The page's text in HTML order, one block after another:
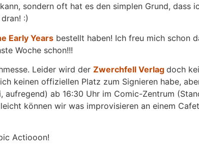
sondern oft hat es den simplen Grund, dass
:)
Early Years bestellt haben! Ich freu mich schon
Woche schon!!!
Leider wird der Zwerchfell Verlag doch
keinen offiziellen Platz zum Signieren habe,
aufregend) ab 16:30 Uhr im Comic-Zentrum
können wir was improvisieren an einem
Actiooon!